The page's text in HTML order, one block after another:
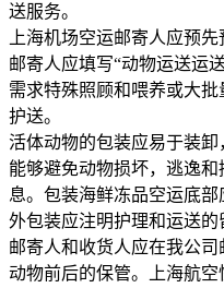
送服务。
上海机场空运邮寄人应预先
邮寄人应填写“动物运送运送
需求特殊照顾和喂养或大
护送。
活体动物的包装应易于装
能够避免动物损坏，逃逸
息。包装海鲜冻品空运底部
外包装应注明护理和运送的
邮寄人和收货人应在我公
动物前后的保管。上海航